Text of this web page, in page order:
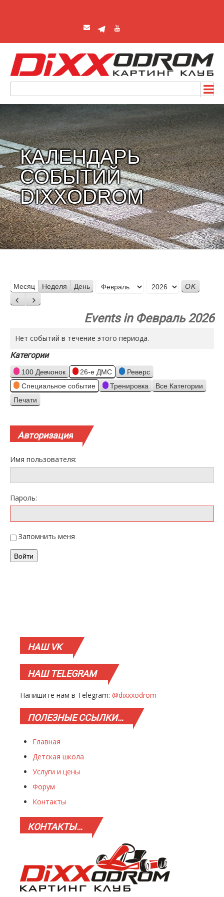
КАЛЕНДАРЬ
СОБЫТИЙ
DIXXODROM
Месяц Неделя День
Месяц
Назад
Вперед
Events in Февраль 2026
Нет событий в течение этого периода.
Категории
100 Девчонок 26-е ДМС
Реверс
Специальное событие
Тренировка Все Категории
Просмотр
Печати
Авторизация
Имя пользователя:
Пароль:
Запомнить меня
Войти
НАШVK
НАШTELEGRAM
Напишите нам в Telegram: @dixxxodrom
ПОЛЕЗНЫЕССЫЛКИ…
Главная
Детская школа
Услуги и цены
Форум
Контакты
КОНТАКТЫ…